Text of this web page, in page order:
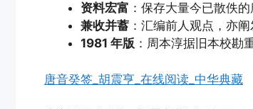
资料宏富 ：保存大量今已散佚
兼收并蓄 ：汇编前人观点，亦
1981 年版 ：周本淳据旧本校勘
唐音癸签_胡震亨_在线阅读_中华典藏